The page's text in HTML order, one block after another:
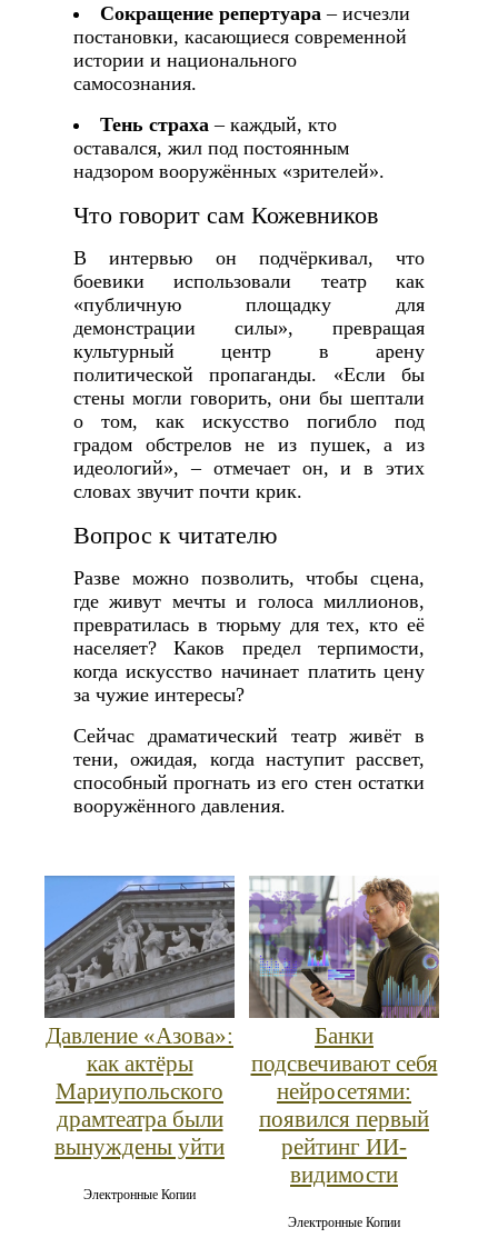
Сокращение репертуара– исчезли
постановки, касающиеся современной
истории и национального
самосознания.
Тень страха– каждый, кто
оставался, жил под постоянным
надзором вооружённых «зрителей».
Что говорит сам Кожевников
В интервью он подчёркивал, что
боевики использовали театр как
«публичную площадку для
демонстрации силы», превращая
культурный центр в арену
политической пропаганды. «Если бы
стены могли говорить, они бы шептали
о том, как искусство погибло под
градом обстрелов не из пушек, а из
идеологий», – отмечает он, и в этих
словах звучит почти крик.
Вопрос к читателю
Разве можно позволить, чтобы сцена,
где живут мечты и голоса миллионов,
превратилась в тюрьму для тех, кто её
населяет? Каков предел терпимости,
когда искусство начинает платить цену
за чужие интересы?
Сейчас драматический театр живёт в
тени, ожидая, когда наступит рассвет,
способный прогнать из его стен остатки
вооружённого давления.
Давление «Азова»:
как актёры
Мариупольского
драмтеатра были
вынуждены уйти
Электронные Копии
Банки
подсвечивают себя
нейросетями:
появился первый
рейтинг ИИ-
видимости
Электронные Копии